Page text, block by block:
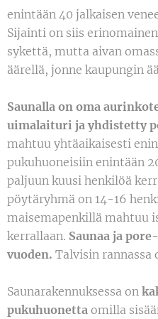
enintään 40 jalkaisen
Sijainti on siis
sykettä, mutta aivan
äärellä, jonne kaupungin
Saunalla on oma
uimalaituri ja yhdistetty
mahtuu yhtäaikaisesti
pukuhuoneisiin enintään
paljuun kuusi henkilöä
pöytäryhmä on 14-16
maisemapenkillä mahtuu
kerrallaan. Saunaa ja
vuoden. Talvisin rannassa
Saunarakennuksessa on
pukuhuonetta omilla